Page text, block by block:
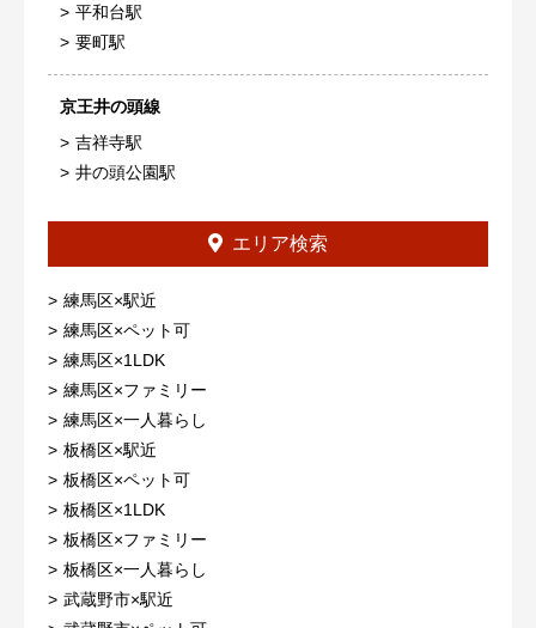
平和台駅
要町駅
京王井の頭線
吉祥寺駅
井の頭公園駅
エリア検索
練馬区×駅近
練馬区×ペット可
練馬区×1LDK
練馬区×ファミリー
練馬区×一人暮らし
板橋区×駅近
板橋区×ペット可
板橋区×1LDK
板橋区×ファミリー
板橋区×一人暮らし
武蔵野市×駅近